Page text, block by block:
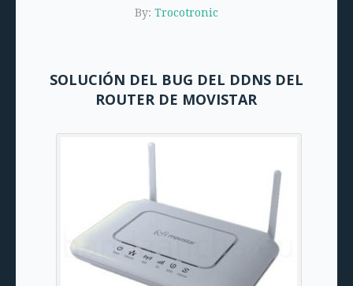
By: Trocotronic
SOLUCIÓN DEL BUG DEL DDNS DEL
ROUTER DE MOVISTAR